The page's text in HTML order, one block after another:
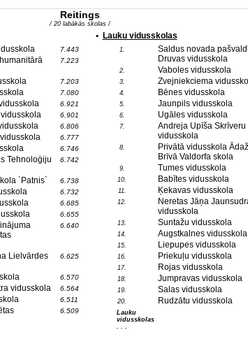
Reitings
/ 20 labākās skolas /
7.443
7.223
7.203
7.080
6.921
6.901
6.806
6.777
6.746
Tehnoloģiju
6.742
`Patnis` 6.738
6.732
6.685
6.655
6.640
Lielvārdes
6.625
6.570
vidusskola 6.564
6.511
6.509
• Lauku vidusskolas
1.
Saldus novada
Druvas vidusskola
2. Vaboles vidusskola
3. Zvejniekciema
4. Bēnes vidusskola
5. Jaunpils vidusskola
6. Ugāles vidusskola
7.
Andreja Upīša Skrīveru
vidusskola
8.
Privātā vidusskola
Brīvā Valdorfa skola
9. Tumes vidusskola
10. Babītes vidusskola
11. Ķekavas vidusskola
12.
Neretas Jāņa
vidusskola
13. Suntažu vidusskola
14. Augstkalnes vidusskola
15. Liepupes vidusskola
16. Priekuļu vidusskola
17. Rojas vidusskola
18. Jumpravas vidusskola
19. Salas vidusskola
20. Rudzātu vidusskola
Lauku
vidusskolas
. . .